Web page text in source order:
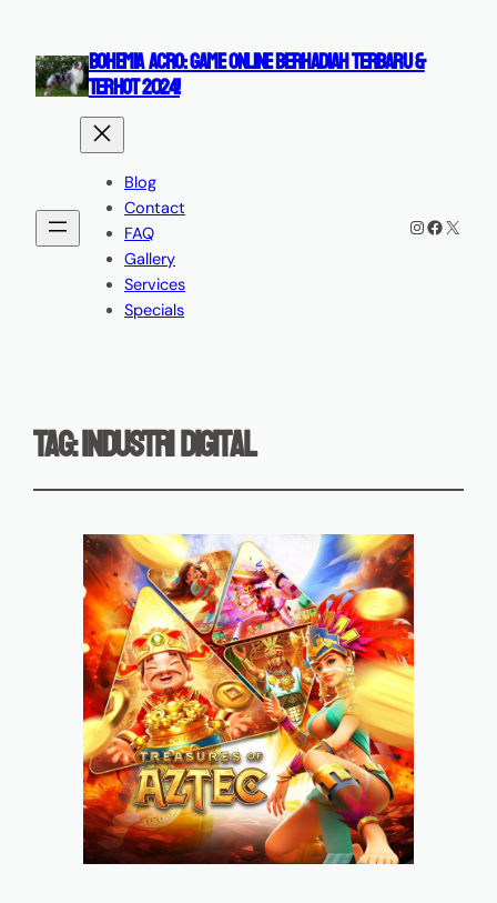
BOHEMIA ACRO: GAME ONLINE BERHADIAH TERBARU &
TERHOT 2024!
Blog
Contact
FAQ
Gallery
Services
Specials
Instagram
X
Tag:industri digital